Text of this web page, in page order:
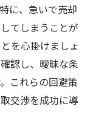
に、急いで売却
てしまうことが
を心掛けましょ
認し、曖昧な条
これらの回避策
交渉を成功に導